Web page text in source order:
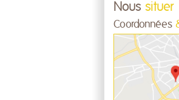
Nous situer
Coordonnées